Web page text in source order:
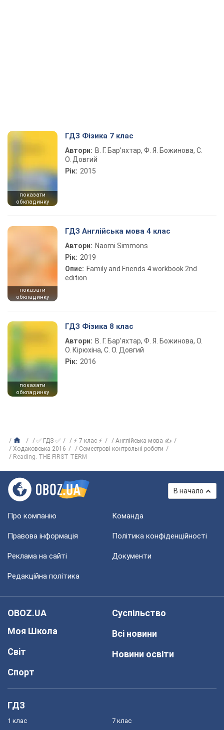
показати
обкладинку
ГДЗ Фізика 7 клас
Автори: В. Г. Бар’яхтар, Ф. Я. Божинова, С.
О. Довгий
Рік: 2015
показати
обкладинку
ГДЗ Англійська мова 4 клас
Автори: Naomi Simmons
Рік: 2019
Опис: Family and Friends 4 workbook 2nd
edition
показати
обкладинку
ГДЗ Фізика 8 клас
Автори: В. Г. Бар’яхтар, Ф. Я. Божинова, О.
О. Кірюхіна, С. О. Довгий
Рік: 2016
✅ ГДЗ ✅ ⚡ 7 клас ⚡
Англійська мова ✍
Ходаковська 2016
Семестрові контрольні роботи
Reading. THE FIRST TERM
В начало
Про компанію Команда
Правова інформація Політика конфіденційності
Реклама на сайті Документи
Редакційна політика
OBOZ.UA
Моя Школа
Світ
Спорт
Суспільство
Всі новини
Новини освіти
ГДЗ
1 клас 7 клас